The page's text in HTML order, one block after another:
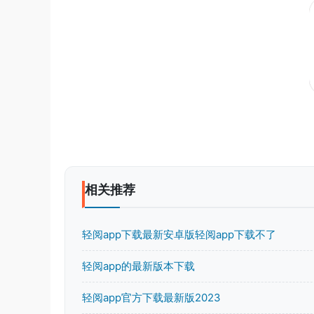
相关推荐
轻阅app下载最新安卓版轻阅app下载不了
轻阅app的最新版本下载
轻阅app官方下载最新版2023